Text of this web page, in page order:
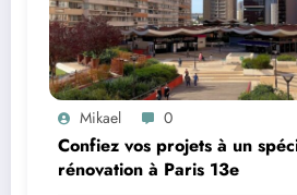
Mikael 0
Confiez vos projets à un
rénovation à Paris 13e